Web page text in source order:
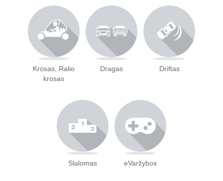
Krosas, Ralio
krosas
Dragas Driftas
Slalomas eVaržybos